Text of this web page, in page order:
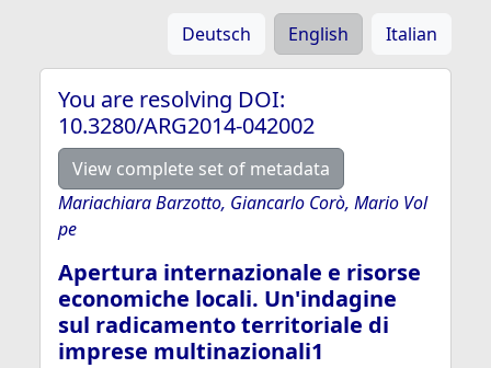
Deutsch English Italian
You are resolving DOI:
10.3280/ARG2014-042002
View complete set of metadata
Mariachiara Barzotto, Giancarlo Corò, Mario Vol
pe
Apertura internazionale e risorse
economiche locali. Un'indagine
sul radicamento territoriale di
imprese multinazionali1